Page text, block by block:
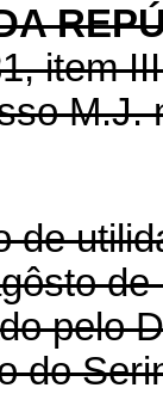
item
M.J.
de
pelo
do